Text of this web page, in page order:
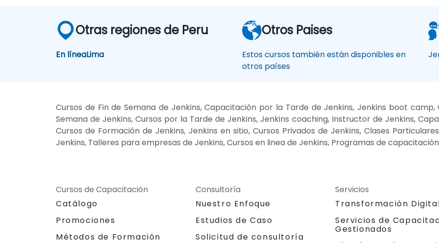
Otras regiones de Peru
En líneaLima
Otros Paises
Estos cursos también están disponibles en
otros países
Cursos de Fin de Semana de Jenkins, Capacitación por la Tarde de Jenkins, Jenkins boot
Semana de Jenkins, Cursos por la Tarde de Jenkins, Jenkins coaching, Instructor de Jenkins,
Cursos de Formación de Jenkins, Jenkins en sitio, Cursos Privados de Jenkins, Clases
Jenkins, Talleres para empresas de Jenkins, Cursos en linea de Jenkins, Programas de
Cursos de Capacitación
Catálogo
Promociones
Métodos de Formación
Consultoría
Nuestro Enfoque
Estudios de Caso
Solicitud de consultoría
Servicios
Transformación
Servicios de
Gestionados